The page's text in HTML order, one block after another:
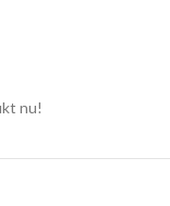
nu!